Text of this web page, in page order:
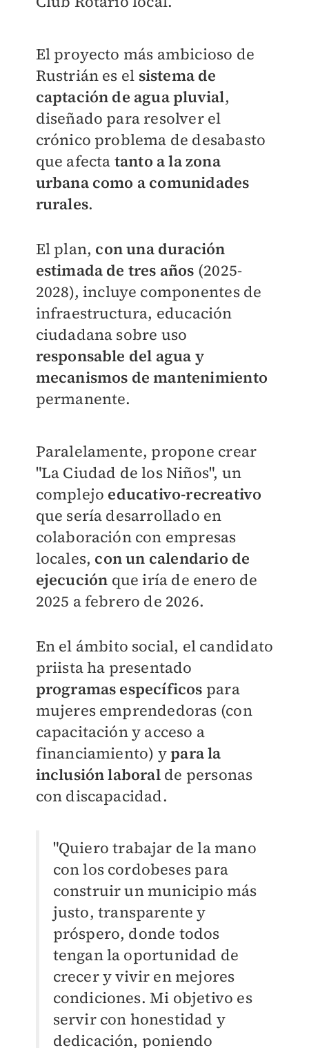
El proyecto más ambicioso de
Rustrián es el sistema de
captación de agua pluvial,
diseñado para resolver el
crónico problema de desabasto
que afecta tanto a la zona
urbana como a comunidades
rurales.
El plan, con una duración
estimada de tres años (2025-
2028), incluye componentes de
infraestructura, educación
ciudadana sobre uso
responsable del agua y
mecanismos de mantenimiento
permanente.
Paralelamente, propone crear
"La Ciudad de los Niños", un
complejo educativo-recreativo
que sería desarrollado en
colaboración con empresas
locales, con un calendario de
ejecución que iría de enero de
2025 a febrero de 2026.
En el ámbito social, el candidato
priista ha presentado
programas específicos para
mujeres emprendedoras (con
capacitación y acceso a
financiamiento) ypara la
inclusión laboralde personas
con discapacidad.
"Quiero trabajar de la mano
con los cordobeses para
construir un municipio más
justo, transparente y
próspero, donde todos
tengan la oportunidad de
crecer y vivir en mejores
condiciones. Mi objetivo es
servir con honestidad y
dedicación, poniendo